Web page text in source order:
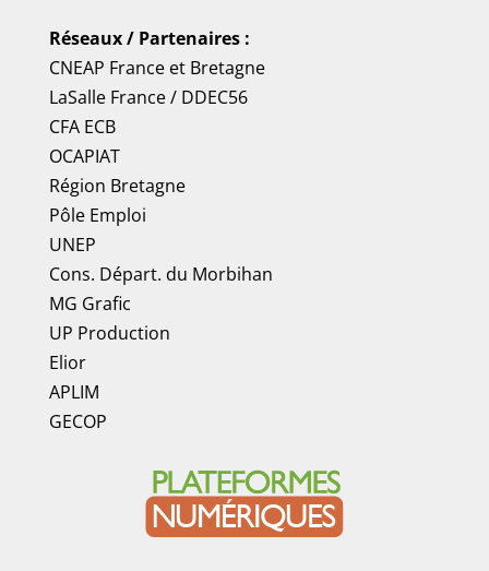
Réseaux / Partenaires :
CNEAP Franceet Bretagne
LaSalle France/ DDEC56
CFA ECB
OCAPIAT
Région Bretagne
Pôle Emploi
UNEP
Cons. Départ. du Morbihan
MG Grafic
UP Production
Elior
APLIM
GECOP